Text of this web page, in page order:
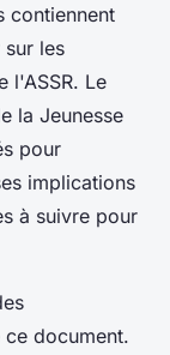
contiennent
les
l'ASSR. Le
la Jeunesse
pour
implications
à suivre pour
document.